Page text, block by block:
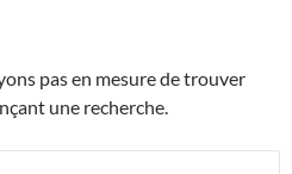
pas en mesure de trouver
une recherche.